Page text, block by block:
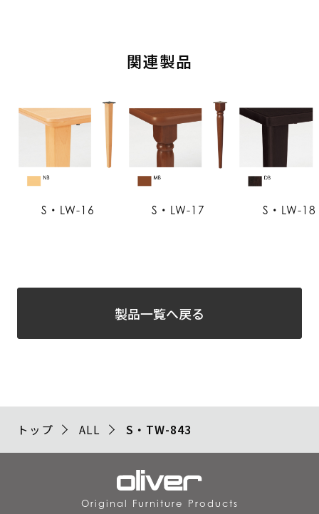
関連製品
S・LW-16 S・LW-17 S・LW-18
製品一覧へ戻る
トップ ALL S・TW-843
Original Furniture Products